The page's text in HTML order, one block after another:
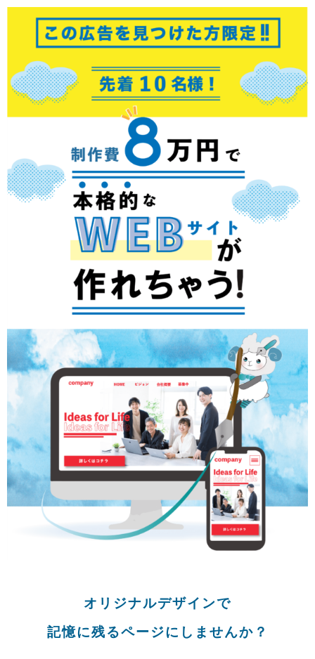
オリジナルデザインで
記憶に残るページにしませんか？